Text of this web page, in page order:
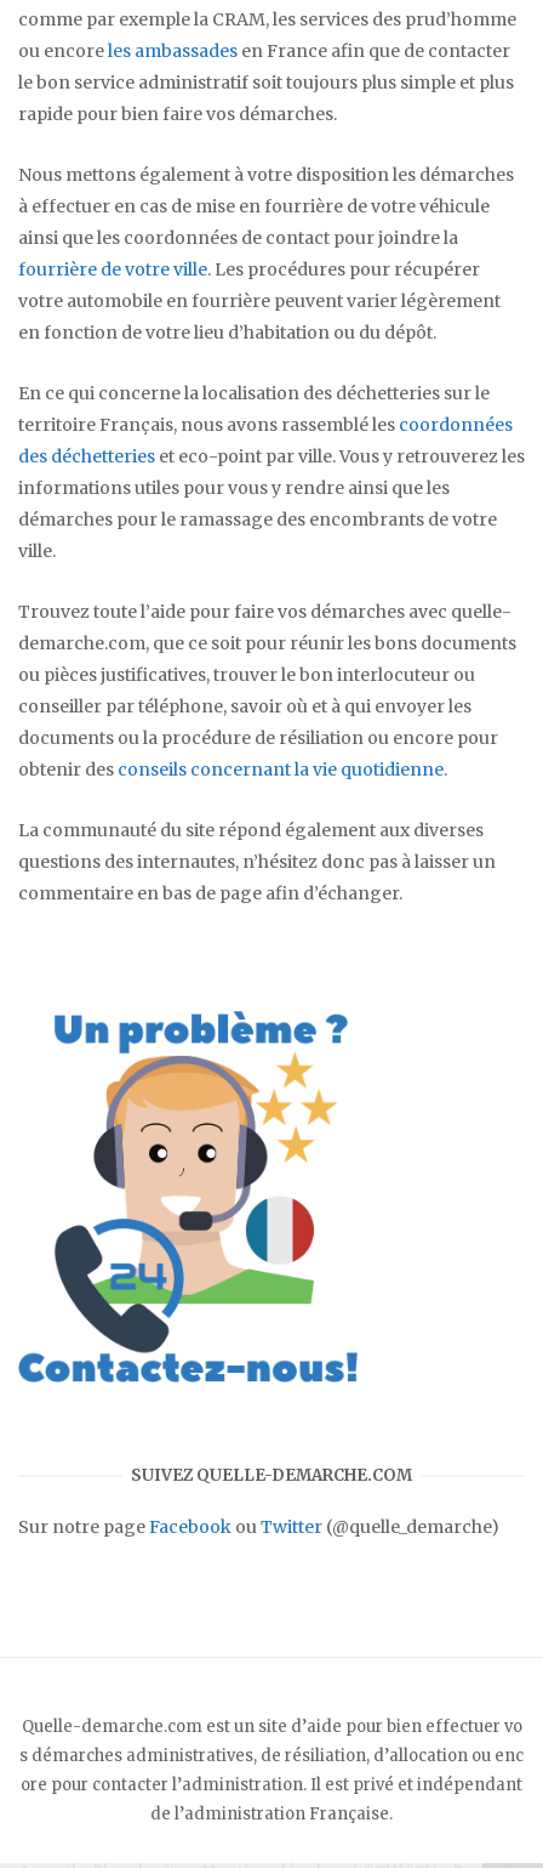
comme par exemple la CRAM, les services des prud’homme
ou encoreles ambassades en France afin que de contacter
le bon service administratif soit toujours plus simple et plus
rapide pour bien faire vos démarches.
Nous mettons également à votre disposition les démarches
à effectuer en cas de mise en fourrière de votre véhicule
ainsi que les coordonnées de contact pour joindre la
fourrière de votre ville. Les procédures pour récupérer
votre automobile en fourrière peuvent varier légèrement
en fonction de votre lieu d’habitation ou du dépôt.
En ce qui concerne la localisation des déchetteries sur le
territoire Français, nous avons rassemblé les coordonnées
des déchetteries et eco-point par ville. Vous y retrouverez les
informations utiles pour vous y rendre ainsi que les
démarches pour le ramassage des encombrants de votre
ville.
Trouvez toute l’aide pour faire vos démarches avec quelle-
demarche.com, que ce soit pour réunir les bons documents
ou pièces justificatives, trouver le bon interlocuteur ou
conseiller par téléphone, savoir où et à qui envoyer les
documents ou la procédure de résiliation ou encore pour
obtenir des conseils concernant la vie quotidienne.
La communauté du site répond également aux diverses
questions des internautes, n’hésitez donc pas à laisser un
commentaire en bas de page afin d’échanger.
SUIVEZ QUELLE-DEMARCHE.COM
Sur notre pageFacebook ouTwitter (@quelle_demarche)
Quelle-demarche.com est un site d’aide pour bien effectuer vo
s démarches administratives, de résiliation, d’allocation ou enc
ore pour contacter l’administration. Il est privé et indépendant
de l’administration Française.